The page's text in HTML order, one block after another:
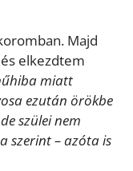
Majd
elkezdtem
miatt
ezután örökbe
szülei nem
szerint – azóta is